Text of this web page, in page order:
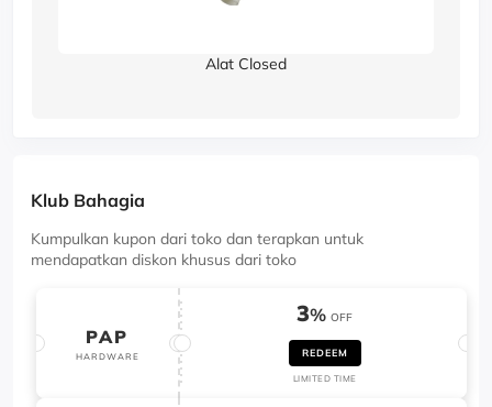
Alat Closed
Klub Bahagia
Kumpulkan kupon dari toko dan terapkan untuk
mendapatkan diskon khusus dari toko
PAP
HARDWARE
3% OFF
REDEEM
LIMITED TIME